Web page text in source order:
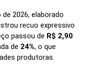
2026, elaborado
recuo expressivo
passou de R$ 2,90
de 24%, o que
produtoras.